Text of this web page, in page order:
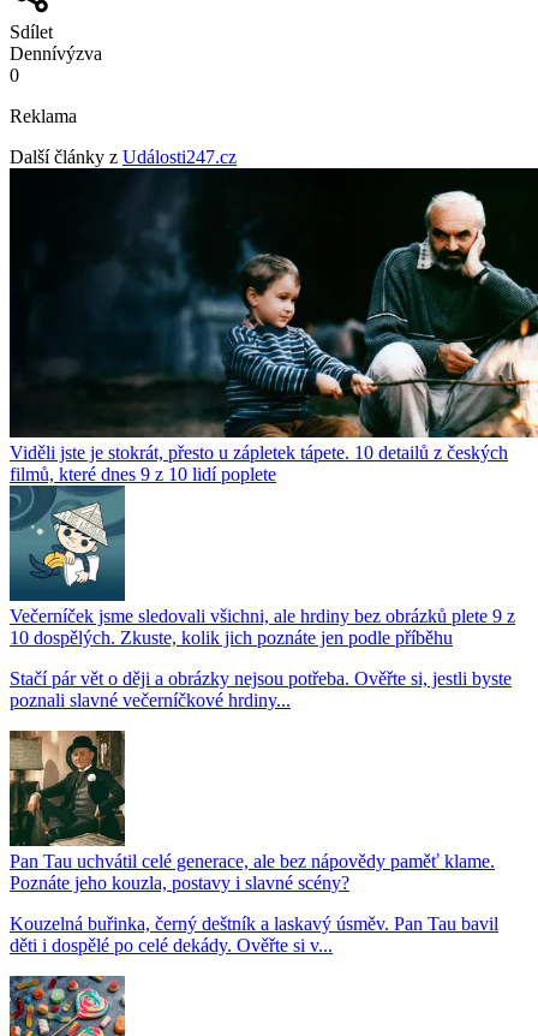
Sdílet
Dennívýzva
0
Reklama
Další články z Události247.cz
Viděli jste je stokrát, přesto u zápletek tápete. 10 detailů z českých
filmů, které dnes 9 z 10 lidí poplete
Večerníček jsme sledovali všichni, ale hrdiny bez obrázků plete 9 z
10 dospělých. Zkuste, kolik jich poznáte jen podle příběhu
Stačí pár vět o ději a obrázky nejsou potřeba. Ověřte si, jestli byste
poznali slavné večerníčkové hrdiny...
Pan Tau uchvátil celé generace, ale bez nápovědy paměť klame.
Poznáte jeho kouzla, postavy i slavné scény?
Kouzelná buřinka, černý deštník a laskavý úsměv. Pan Tau bavil
děti i dospělé po celé dekády. Ověřte si v...